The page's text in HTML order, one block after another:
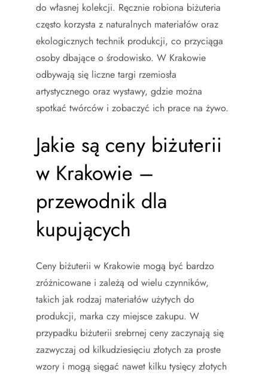
do własnej kolekcji. Ręcznie robiona biżuteria
często korzysta z naturalnych materiałów oraz
ekologicznych technik produkcji, co przyciąga
osoby dbające o środowisko. W Krakowie
odbywają się liczne targi rzemiosła
artystycznego oraz wystawy, gdzie można
spotkać twórców i zobaczyć ich prace na żywo.
Jakie są ceny biżuterii
w Krakowie –
przewodnik dla
kupujących
Ceny biżuterii w Krakowie mogą być bardzo
zróżnicowane i zależą od wielu czynników,
takich jak rodzaj materiałów użytych do
produkcji, marka czy miejsce zakupu. W
przypadku biżuterii srebrnej ceny zaczynają się
zazwyczaj od kilkudziesięciu złotych za proste
wzory i mogą sięgać nawet kilku tysięcy złotych